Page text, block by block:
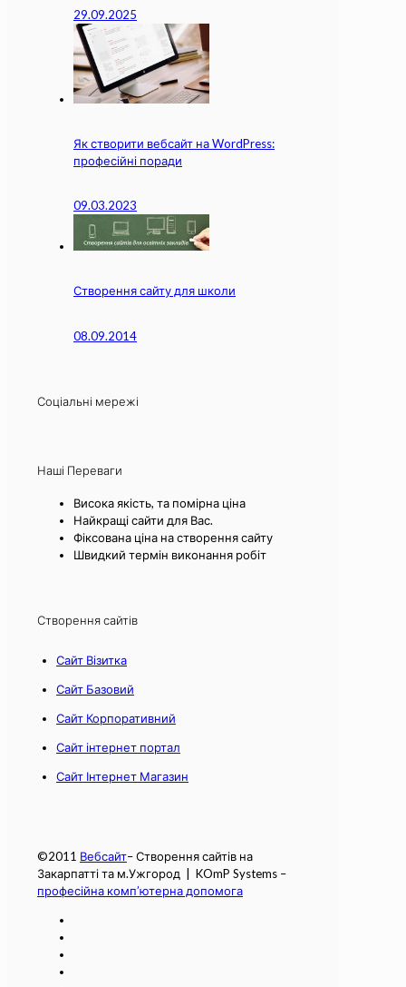
29.09.2025
Як створити вебсайт на WordPress:
професійні поради
09.03.2023
Створення сайту для школи
08.09.2014
Соціальні мережі
Наші Переваги
Висока якість, та помірна ціна
Найкращі сайти для Вас.
Фіксована ціна на створення сайту
Швидкий термін виконання робіт
Створення сайтів
Сайт Візитка
Сайт Базовий
Сайт Корпоративний
Сайт інтернет портал
Сайт Інтернет Магазин
©2011 Вебсайт– Створення сайтів на
Закарпатті та м.Ужгород | KOmP Systems –
професійна комп’ютерна допомога